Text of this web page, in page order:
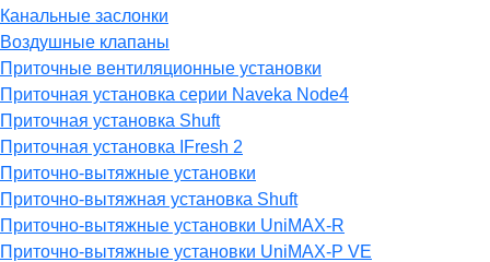
Канальные заслонки
Воздушные клапаны
Приточные вентиляционные установки
Приточная установка серии Naveka Node4
Приточная установка Shuft
Приточная установка IFresh 2
Приточно-вытяжные установки
Приточно-вытяжная установка Shuft
Приточно-вытяжные установки UniMAX-R
Приточно-вытяжные установки UniMAX-P VE